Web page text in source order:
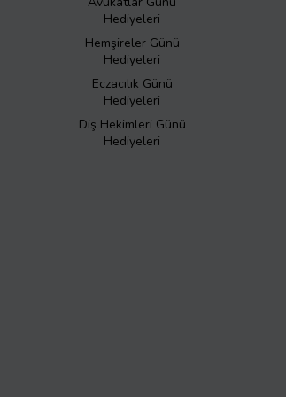
Hediyeleri
Hemşireler Günü
Hediyeleri
Eczacılık Günü
Hediyeleri
Diş Hekimleri Günü
Hediyeleri